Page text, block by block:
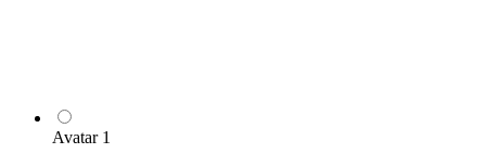
Avatar 1